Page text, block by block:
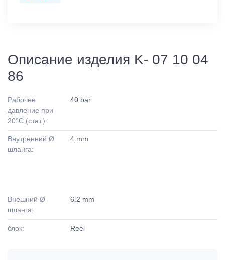
Описание изделия K- 07 10 04
86
Рабочее
давление при
20°C (стат.):
40 bar
Внутренний Ø
шланга:
4 mm
Внешний Ø
шланга:
6.2 mm
блок: Reel